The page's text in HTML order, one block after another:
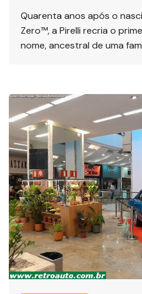
Quarenta anos após o
Zero™, a Pirelli recria o
nome, ancestral de uma